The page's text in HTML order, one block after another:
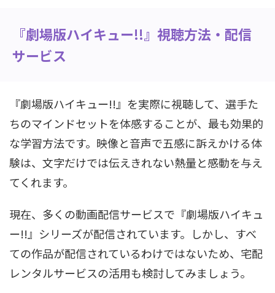
『劇場版ハイキュー!!』視聴方法・配信
サービス
『劇場版ハイキュー!!』を実際に視聴して、選手た
ちのマインドセットを体感することが、最も効果的
な学習方法です。映像と音声で五感に訴えかける体
験は、文字だけでは伝えきれない熱量と感動を与え
てくれます。
現在、多くの動画配信サービスで『劇場版ハイキュ
ー!!』シリーズが配信されています。しかし、すべ
ての作品が配信されているわけではないため、宅配
レンタルサービスの活用も検討してみましょう。